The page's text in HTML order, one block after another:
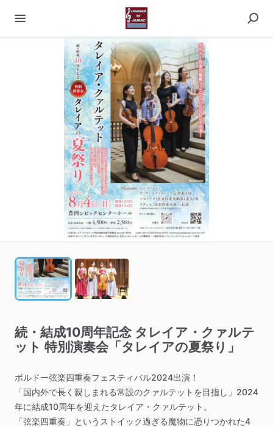
続・結成10周年記念 タレイア・クァルテ
ット 特別演奏会「タレイアの夏祭り」
ボルドー弦楽四重奏フェスティバル2024出演！
「国内外で長く親しまれる常設のクァルテットを目指し」2024
年に結成10周年を迎えたタレイア・クァルテット。
「弦楽四重奏」というストイック過ぎる魔物に憑りつかれた4